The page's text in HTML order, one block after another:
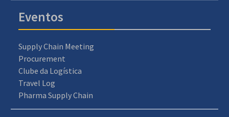
Eventos
Supply Chain Meeting
Procurement
Clube da Logística
Travel Log
Pharma Supply Chain